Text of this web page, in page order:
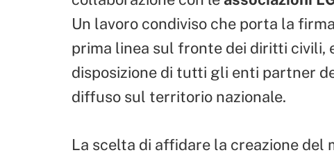
Un lavoro condiviso che porta la
prima linea sul fronte dei diritti civili,
disposizione di tutti gli enti partner
diffuso sul territorio nazionale.
La scelta di affidare la creazione